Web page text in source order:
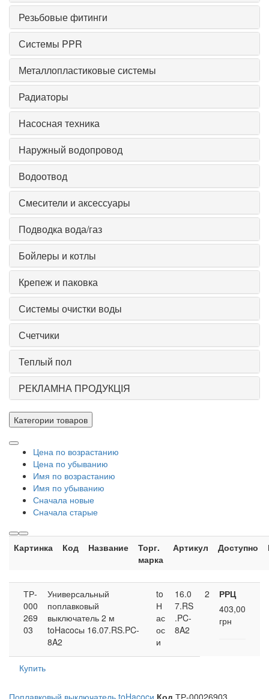
Резьбовые фитинги
Системы PPR
Металлопластиковые системы
Радиаторы
Насосная техника
Наружный водопровод
Водоотвод
Смесители и аксессуары
Подводка вода/газ
Бойлеры и котлы
Крепеж и паковка
Системы очистки воды
Счетчики
Теплый пол
РЕКЛАМНА ПРОДУКЦІЯ
Категории товаров
Цена по возрастанию
Цена по убыванию
Имя по возрастанию
Имя по убыванию
Сначала новые
Сначала старые
Картинка Код Название
Торг.
марка
Артикул Доступно
ТР-
000
269
03
Универсальный
поплавковый
выключатель 2 м
toHacocы 16.07.RS.PC-
8A2
to
Н
ас
ос
и
16.0
7.RS
.PC-
8A2
2
РРЦ
403,00
грн
Купить
Поплавковый выключатель toHacocи Код ТР-00026903